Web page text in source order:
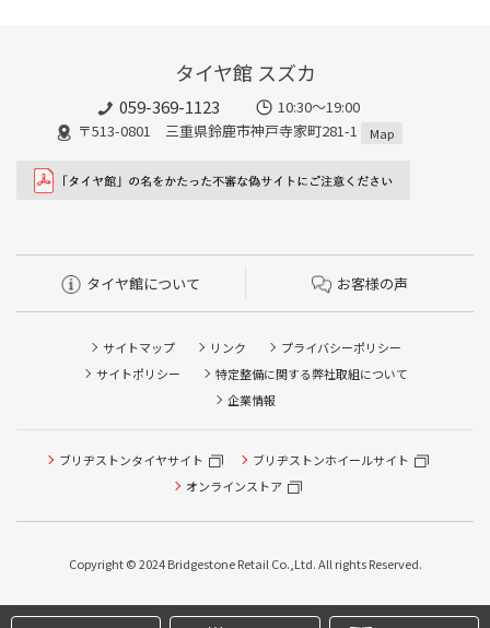
タイヤ館 スズカ
059-369-1123
10:30～19:00
〒513-0801 三重県鈴鹿市神戸寺家町281-1
Map
タイヤ館について お客様の声
サイトマップ リンク
プライバシーポリシー
サイトポリシー
特定整備に関する弊社取組について
企業情報
ブリヂストンタイヤサイト
ブリヂストンホイールサイト
オンラインストア
Copyright © 2024 Bridgestone Retail Co.,Ltd. All rights Reserved.
タイヤ点検・安全点検/タイヤ履き替え/オイル交換/その他
ピット作業の予約
本日のタイヤ履き替え順番待ち予約 ※クローク契約会員の